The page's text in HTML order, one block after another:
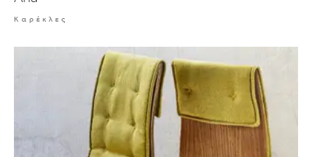
Καρέκλες